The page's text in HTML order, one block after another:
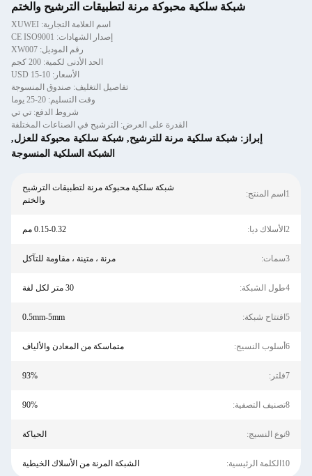
شبكة سلكية محبوكة مرنة لتطبيقات الترشيح والختم
اسم العلامة التجارية: XUWEI
إصدار الشهادات: CE ISO9001
رقم الموديل: XW007
الحد الأدنى لكمية: 200 كجم
الأسعار: 10-15 USD
تفاصيل التغليف: صندوق المنسوجة
وقت التسليم: 20-25 يوما
شروط الدفع: تي تي
القدرة على العرض: الترشيح في الصناعات المختلفة
إبراز: شبكة سلكية مرنة للترشيح, شبكة سلكية محبوكة للعزل,
الشبكة السلكية المنسوجة
1اسم المنتج:
شبكة سلكية محبوكة مرنة لتطبيقات الترشيح
والختم
2الأسلاك ديا: 0.15-0.32 مم
3سمات: مرنة ، متينة ، مقاومة للتآكل
4طول الشبكة: 30 متر لكل لفة
5افتتاح شبكة: 0.5mm-5mm
6أسلوب النسيج: متماسكة من المعادن والألياف
7فلتر: 93%
8تصنيف التصفية: 90%
9نوع النسيج: الحياكة
10الكلمة الرئيسية: الشبكة المرنة من الأسلاك الخيطية